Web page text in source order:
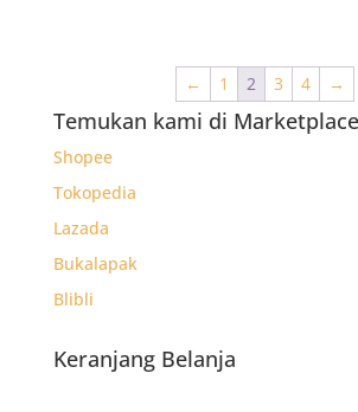
Rp65.900.adalah:
Rp40.190.
← 1 2 3 4 →
Temukan kami di
Shopee
Tokopedia
Lazada
Bukalapak
Blibli
Keranjang Belanja